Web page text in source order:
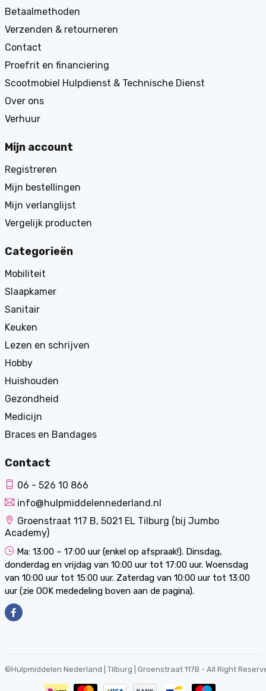
Betaalmethoden
Verzenden & retourneren
Contact
Proefrit en financiering
Scootmobiel Hulpdienst & Technische Dienst
Over ons
Verhuur
Mijn account
Registreren
Mijn bestellingen
Mijn verlanglijst
Vergelijk producten
Categorieën
Mobiliteit
Slaapkamer
Sanitair
Keuken
Lezen en schrijven
Hobby
Huishouden
Gezondheid
Medicijn
Braces en Bandages
Contact
06 - 526 10 866
info@hulpmiddelennederland.nl
Groenstraat 117 B, 5021 EL Tilburg (bij Jumbo
Academy)
Ma: 13:00 – 17:00 uur (enkel op afspraak!). Dinsdag,
donderdag en vrijdag van 10:00 uur tot 17:00 uur. Woensdag
van 10:00 uur tot 15:00 uur. Zaterdag van 10:00 uur tot 13:00
uur (zie OOK mededeling boven aan de pagina).
©Hulpmiddelen Nederland | Tilburg | Groenstraat 117B - All Right